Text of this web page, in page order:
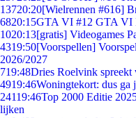
13720:20[Wielrennen #616]
6820:15GTA VI #12 GTA VI
1020:13[gratis] Videogames
4319:50[Voorspellen]
2026/2027
719:48Dries Roelvink spreekt
4919:46Woningtekort: dus ga
24119:46Top 2000 Editie
lijken